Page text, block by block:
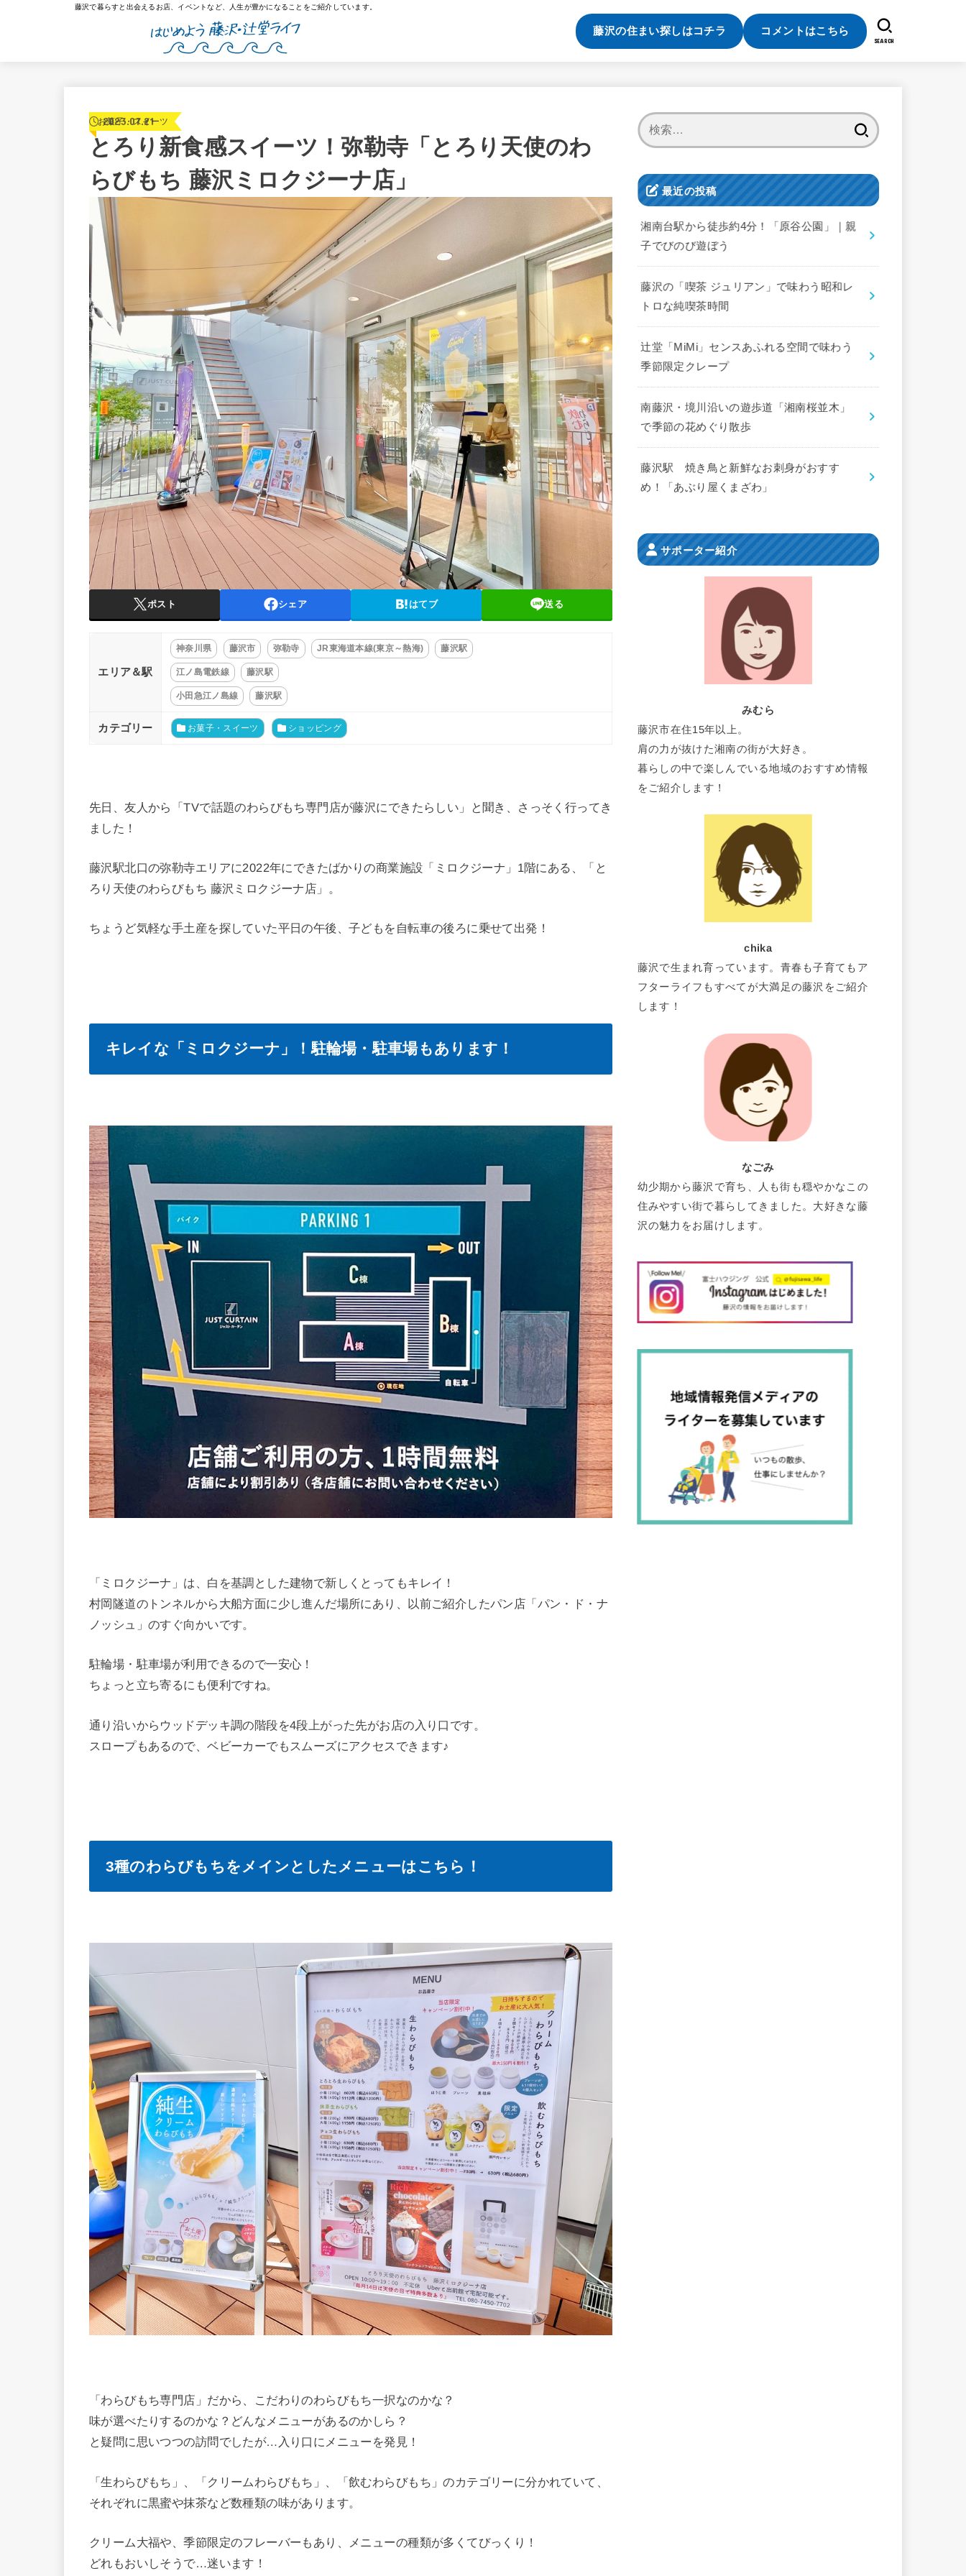
藤沢で暮らすと出会えるお店、イベントなど、人生が豊かになることをご紹介しています。
藤沢の住まい探しはコチラ コメントはこちら
SEARCH
お菓子・スイーツ
2023.07.21
とろり新食感スイーツ！弥勒寺「とろり天使のわ
らびもち 藤沢ミロクジーナ店」
ポスト シェア はてブ 送る
エリア＆駅
神奈川県 藤沢市 弥勒寺 JR東海道本線(東京～熱海) 藤沢駅
江ノ島電鉄線 藤沢駅
小田急江ノ島線 藤沢駅
カテゴリー お菓子・スイーツ ショッピング
先日、友人から「TVで話題のわらびもち専門店が藤沢にできたらしい」と聞き、さっそく行ってき
ました！
藤沢駅北口の弥勒寺エリアに2022年にできたばかりの商業施設「ミロクジーナ」1階にある、「と
ろり天使のわらびもち 藤沢ミロクジーナ店」。
ちょうど気軽な手土産を探していた平日の午後、子どもを自転車の後ろに乗せて出発！
キレイな「ミロクジーナ」！駐輪場・駐車場もあります！
「ミロクジーナ」は、白を基調とした建物で新しくとってもキレイ！
村岡隧道のトンネルから大船方面に少し進んだ場所にあり、以前ご紹介したパン店「パン・ド・ナ
ノッシュ」のすぐ向かいです。
駐輪場・駐車場が利用できるので一安心！
ちょっと立ち寄るにも便利ですね。
通り沿いからウッドデッキ調の階段を4段上がった先がお店の入り口です。
スロープもあるので、ベビーカーでもスムーズにアクセスできます♪
3種のわらびもちをメインとしたメニューはこちら！
「わらびもち専門店」だから、こだわりのわらびもち一択なのかな？
味が選べたりするのかな？どんなメニューがあるのかしら？
と疑問に思いつつの訪問でしたが…入り口にメニューを発見！
「生わらびもち」、「クリームわらびもち」、「飲むわらびもち」のカテゴリーに分かれていて、
それぞれに黒蜜や抹茶など数種類の味があります。
クリーム大福や、季節限定のフレーバーもあり、メニューの種類が多くてびっくり！
どれもおいしそうで…迷います！
最近の投稿
湘南台駅から徒歩約4分！「原谷公園」｜親
子でびのび遊ぼう
藤沢の「喫茶 ジュリアン」で味わう昭和レ
トロな純喫茶時間
辻堂「MiMi」センスあふれる空間で味わう
季節限定クレープ
南藤沢・境川沿いの遊歩道「湘南桜並木」
で季節の花めぐり散歩
藤沢駅 焼き鳥と新鮮なお刺身がおすす
め！「あぶり屋くまざわ」
サポーター紹介
みむら
藤沢市在住15年以上。
肩の力が抜けた湘南の街が大好き。
暮らしの中で楽しんでいる地域のおすすめ情報
をご紹介します！
chika
藤沢で生まれ育っています。青春も子育てもア
フターライフもすべてが大満足の藤沢をご紹介
します！
なごみ
幼少期から藤沢で育ち、人も街も穏やかなこの
住みやすい街で暮らしてきました。大好きな藤
沢の魅力をお届けします。